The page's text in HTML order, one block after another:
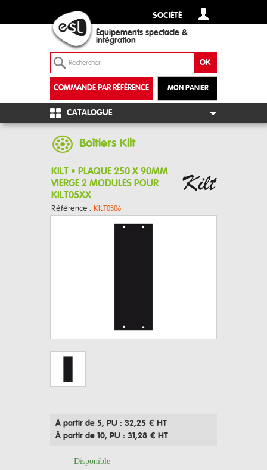
SOCIÉTÉ
Équipements spectacle &
intégration
MON PANIER
COMMANDE PAR RÉFÉRENCE
+
CATALOGUE
Boîtiers Kilt
KILT • PLAQUE 250 X 90MM
VIERGE 2 MODULES POUR
KILT05XX
Référence : KILT0506
À partir de 5, PU : 32,25 € HT
À partir de 10, PU : 31,28 € HT
Disponible